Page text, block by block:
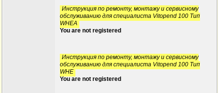
Инструкция по ремонту, монтажу и сервисному
обслуживанию для специалиста Vitopend 100 Тип
WHEA
You are not registered
Инструкция по ремонту, монтажу и сервисному
обслуживанию для специалиста Vitopend 100 Тип
WHE
You are not registered